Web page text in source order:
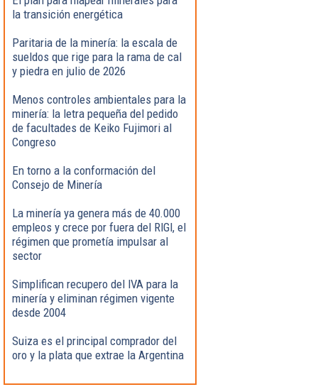
la transición energética
Paritaria de la minería: la escala de
sueldos que rige para la rama de cal
y piedra en julio de 2026
Menos controles ambientales para la
minería: la letra pequeña del pedido
de facultades de Keiko Fujimori al
Congreso
En torno a la conformación del
Consejo de Minería
La minería ya genera más de 40.000
empleos y crece por fuera del RIGI, el
régimen que prometía impulsar al
sector
Simplifican recupero del IVA para la
minería y eliminan régimen vigente
desde 2004
Suiza es el principal comprador del
oro y la plata que extrae la Argentina